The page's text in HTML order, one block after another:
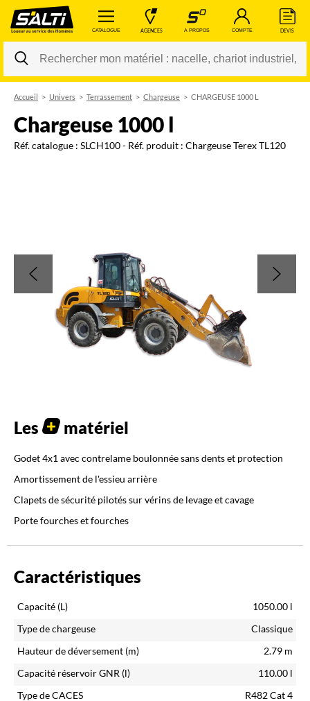
CATALOGUE AGENCES A PROPOS COMPTE DEVIS
Changer
Accueil Univers Terrassement Chargeuse CHARGEUSE 1000 L
chargeuse 1000 l
Réf. catalogue : SLCH100- Réf. produit : Chargeuse Terex TL120
Les matériel
Godet 4x1 avec contrelame boulonnée sans dents et protection
Amortissement de l'essieu arrière
Clapets de sécurité pilotés sur vérins de levage et cavage
Porte fourches et fourches
Caractéristiques
Capacité (L) 1050.00 l
Type de chargeuse
Classique
Hauteur de déversement (m)
2.79 m
Capacité réservoir GNR (l)
110.00 l
Type de CACES
R482 Cat 4